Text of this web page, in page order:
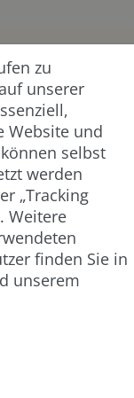
zu
unserer
Website und
selbst
werden
„Tracking
Weitere
finden Sie in
unserem